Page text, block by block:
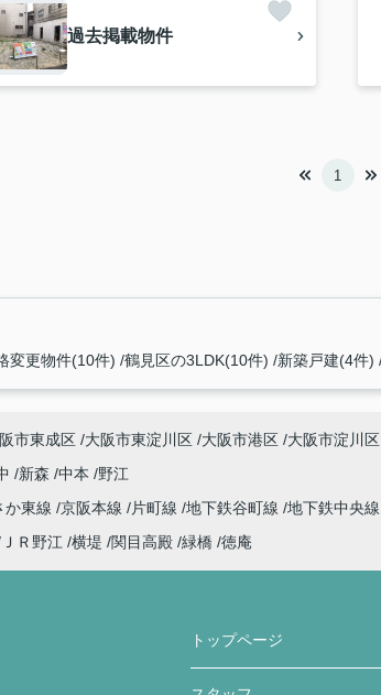
過去掲載物件
1
変更物件(10件) 鶴見区の3LDK(10件) 新築戸建(4件)
市東成区 大阪市東淀川区 大阪市港区 大阪市淀川区
新森 中本
野江
か東線 京阪本線 片町線 地下鉄谷町線 地下鉄中央線
ＪＲ野江 横堤 関目高殿 緑橋 徳庵
トップページ